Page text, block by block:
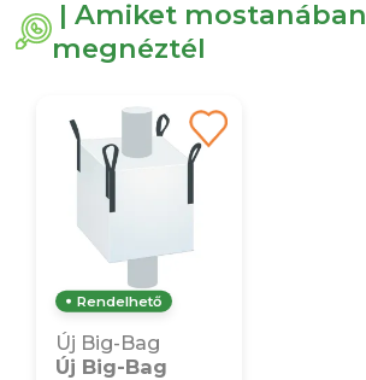
| Amiket mostanában
megnéztél
Rendelhető
Új Big-Bag
Új Big-Bag